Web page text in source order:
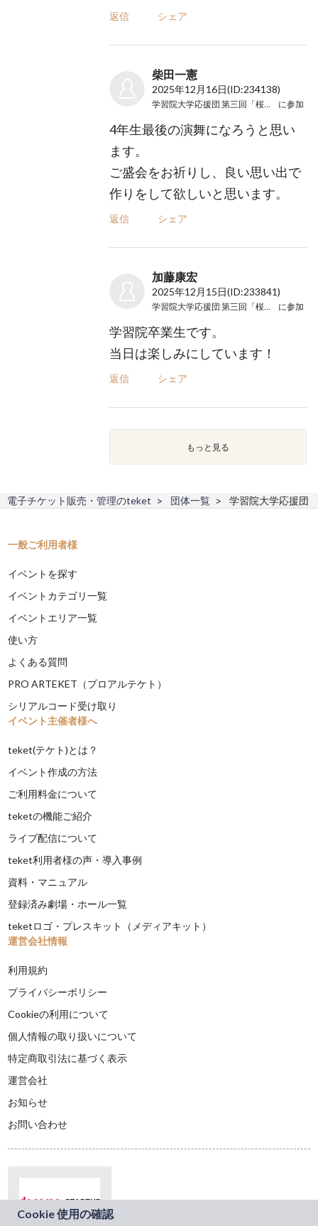
返信 シェア
柴田一憲
2025年12月16日(ID:234138)
に参加
4年生最後の演舞になろうと思い
ます。
ご盛会をお祈りし、良い思い出で
作りをして欲しいと思います。
返信 シェア
加藤康宏
2025年12月15日(ID:233841)
に参加
学習院卒業生です。
当日は楽しみにしています！
返信 シェア
もっと見る
電子チケット販売・管理のteket 団体一覧 学習院大学応援団
一般ご利用者様
イベントを探す
イベントカテゴリ一覧
イベントエリア一覧
使い方
よくある質問
PRO ARTEKET（プロアルテケト）
シリアルコード受け取り
イベント主催者様へ
teket(テケト)とは？
イベント作成の方法
ご利用料金について
teketの機能ご紹介
ライブ配信について
teket利用者様の声・導入事例
資料・マニュアル
登録済み劇場・ホール一覧
teketロゴ・プレスキット（メディアキット）
運営会社情報
利用規約
プライバシーポリシー
Cookieの利用について
個人情報の取り扱いについて
特定商取引法に基づく表示
運営会社
お知らせ
お問い合わせ